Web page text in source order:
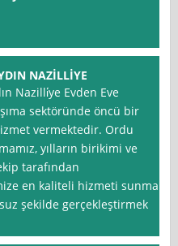
NAZİLLİYE
Nazilli̇ye Evden Eve
sektöründe öncü bir
vermektedir. Ordu
yılların birikimi ve
tarafından
en kaliteli hizmeti sunmak
şekilde gerçekleştirmek